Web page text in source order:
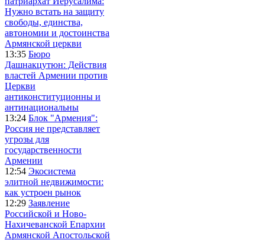
Нужно встать на защиту
свободы, единства,
автономии и достоинства
Армянской церкви
13:35 Бюро
Дашнакцутюн: Действия
властей Армении против
Церкви
антиконституционны и
антинациональны
13:24 Блок "Армения":
Россия не представляет
угрозы для
государственности
Армении
12:54 Экосистема
элитной недвижимости:
как устроен рынок
12:29 Заявление
Российской и Ново-
Нахичеванской Епархии
Армянской Апостольской